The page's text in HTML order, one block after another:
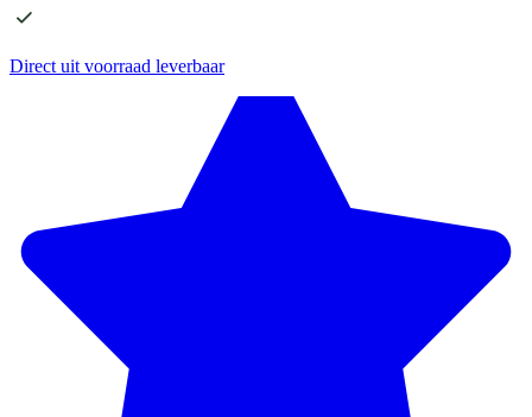
Direct uit voorraad leverbaar